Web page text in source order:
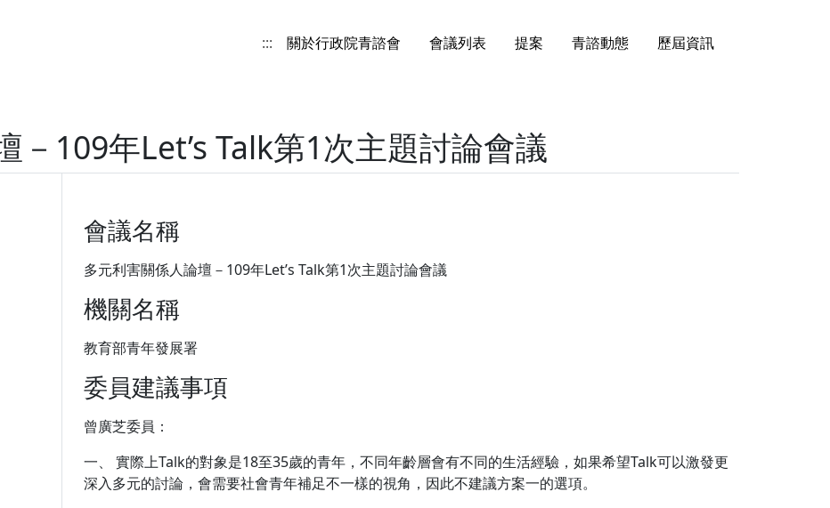
::: 關於行政院青諮會 會議列表 提案 青諮動態 歷屆資訊
－109年Let’s Talk第1次主題討論會議
會議名稱
多元利害關係人論壇－109年Let’s Talk第1次主題討論會議
機關名稱
教育部青年發展署
委員建議事項
曾廣芝委員：
一、 實際上Talk的對象是18至35歲的青年，不同年齡層會有不同的生活經驗，如果希望Talk可以激發更
深入多元的討論，會需要社會青年補足不一樣的視角，因此不建議方案一的選項。